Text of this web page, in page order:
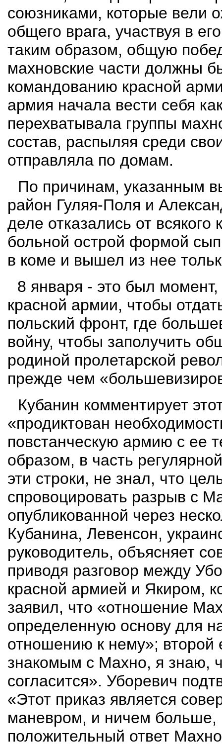
союзниками, которые вели
общего врага, участвуя в
таким образом, общую
махновские части должны
командованию красной
армия начала вести себя
перехватывала группы
состав, распыляя среди
отправляла по домам.
По причинам, указанным
район Гуляя-Поля и
деле отказались от
больной острой формой
в коме и вышел из нее
8 января - это был
красной армии, чтобы
польский фронт, где
войну, чтобы заполучить
родиной пролетарской
прежде чем
Кубанин комментирует
«продиктован
повстанческую армию с ее
образом, в часть
эти строки, не знал, что
спровоцировать разрыв с
опубликованной через
Кубанина, Левенсон,
руководитель, объясняет
приводя разговор между
красной армией и Якиром,
заявил, что «отношение
определенную основу для
отношению к нему»; второй
знакомым с Махно, я знаю,
согласится». Уборевич
«Этот приказ является
маневром, и ничем
положительный ответ